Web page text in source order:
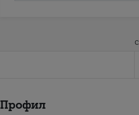
Профил